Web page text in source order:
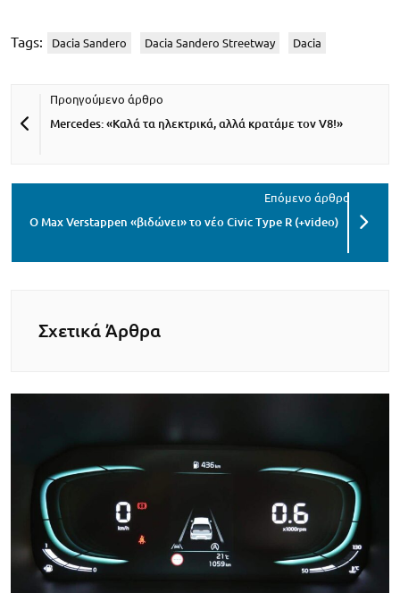
Tags: Dacia Sandero Dacia Sandero Streetway Dacia
Mercedes: «Καλά τα ηλεκτρικά, αλλά κρατάμε τον V8!»
Ο Max Verstappen «βιδώνει» το νέο Civic Type R (+video)
Σχετικά Άρθρα